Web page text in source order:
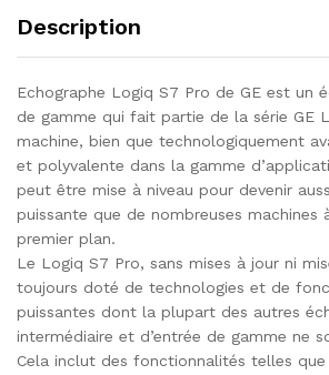
Description
Echographe Logiq S7 Pro de GE est un
de gamme qui fait partie de la série GE
machine, bien que technologiquement
et polyvalente dans la gamme
peut être mise à niveau pour devenir
puissante que de nombreuses machines
premier plan.
Le Logiq S7 Pro, sans mises à jour ni
toujours doté de technologies et de
puissantes dont la plupart des autres
intermédiaire et d’entrée de gamme ne
Cela inclut des fonctionnalités telles que